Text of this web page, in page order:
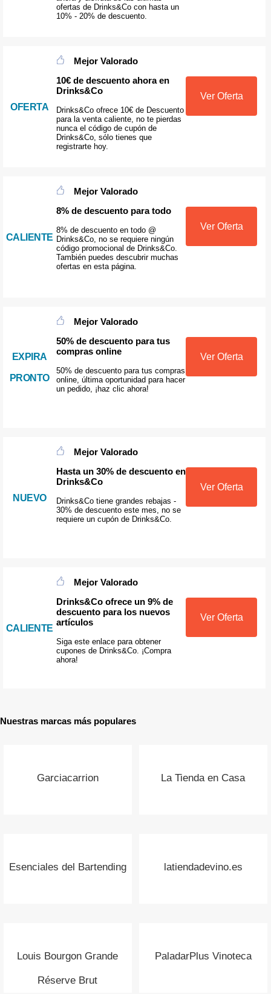
ofertas de Drinks&Co con hasta un
10% - 20% de descuento.
OFERTA
Mejor Valorado
10€ de descuento ahora en
Drinks&Co
Drinks&Co ofrece 10€ de Descuento
para la venta caliente, no te pierdas
nunca el código de cupón de
Drinks&Co, sólo tienes que
registrarte hoy.
Ver Oferta
CALIENTE
Mejor Valorado
8% de descuento para todo
8% de descuento en todo @
Drinks&Co, no se requiere ningún
código promocional de Drinks&Co.
También puedes descubrir muchas
ofertas en esta página.
Ver Oferta
EXPIRA
PRONTO
Mejor Valorado
50% de descuento para tus
compras online
50% de descuento para tus compras
online, última oportunidad para hacer
un pedido, ¡haz clic ahora!
Ver Oferta
NUEVO
Mejor Valorado
Hasta un 30% de descuento en
Drinks&Co
Drinks&Co tiene grandes rebajas -
30% de descuento este mes, no se
requiere un cupón de Drinks&Co.
Ver Oferta
CALIENTE
Mejor Valorado
Drinks&Co ofrece un 9% de
descuento para los nuevos
artículos
Siga este enlace para obtener
cupones de Drinks&Co. ¡Compra
ahora!
Ver Oferta
Nuestras marcas más populares
Garciacarrion La Tienda en Casa
Esenciales del Bartending latiendadevino.es
Louis Bourgon Grande
Réserve Brut
PaladarPlus Vinoteca